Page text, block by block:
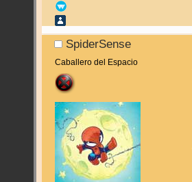
SpiderSense
Caballero del Espacio